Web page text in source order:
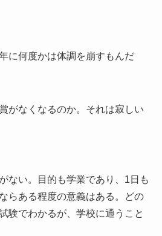
に何度かは体調を崩すもんだ
がなくなるのか。それは寂しい
ない。目的も学業であり、1日も
らある程度の意義はある。どの
験でわかるが、学校に通うこと